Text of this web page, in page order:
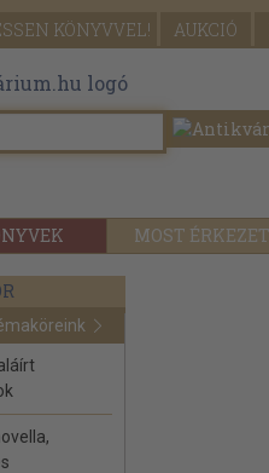
KÖNYVVEL! AUKCIÓ
MOST